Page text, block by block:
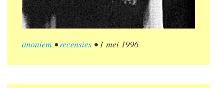
anoniem •recensies • 1 mei 1996